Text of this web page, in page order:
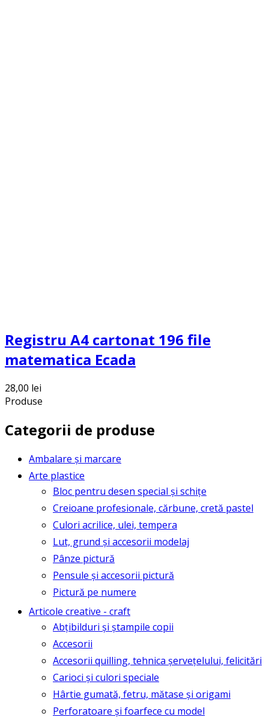
Registru A4 cartonat 196 file
matematica Ecada
28,00 lei
Produse
Categorii de produse
Ambalare și marcare
Arte plastice
Bloc pentru desen special și schițe
Creioane profesionale, cărbune, cretă pastel
Culori acrilice, ulei, tempera
Lut, grund și accesorii modelaj
Pânze pictură
Pensule și accesorii pictură
Pictură pe numere
Articole creative - craft
Abțibilduri și ștampile copii
Accesorii
Accesorii quilling, tehnica șervețelului, felicitări
Carioci și culori speciale
Hârtie gumată, fetru, mătase și origami
Perforatoare și foarfece cu model